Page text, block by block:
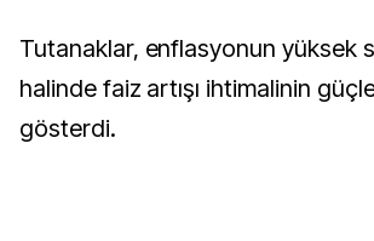
Tutanaklar, enflasyonun yüksek
halinde faiz artışı ihtimalinin
gösterdi.